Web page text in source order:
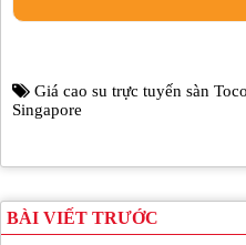
Giá cao su trực tuyến sàn
Singapore
BÀI VIẾT TRƯỚC